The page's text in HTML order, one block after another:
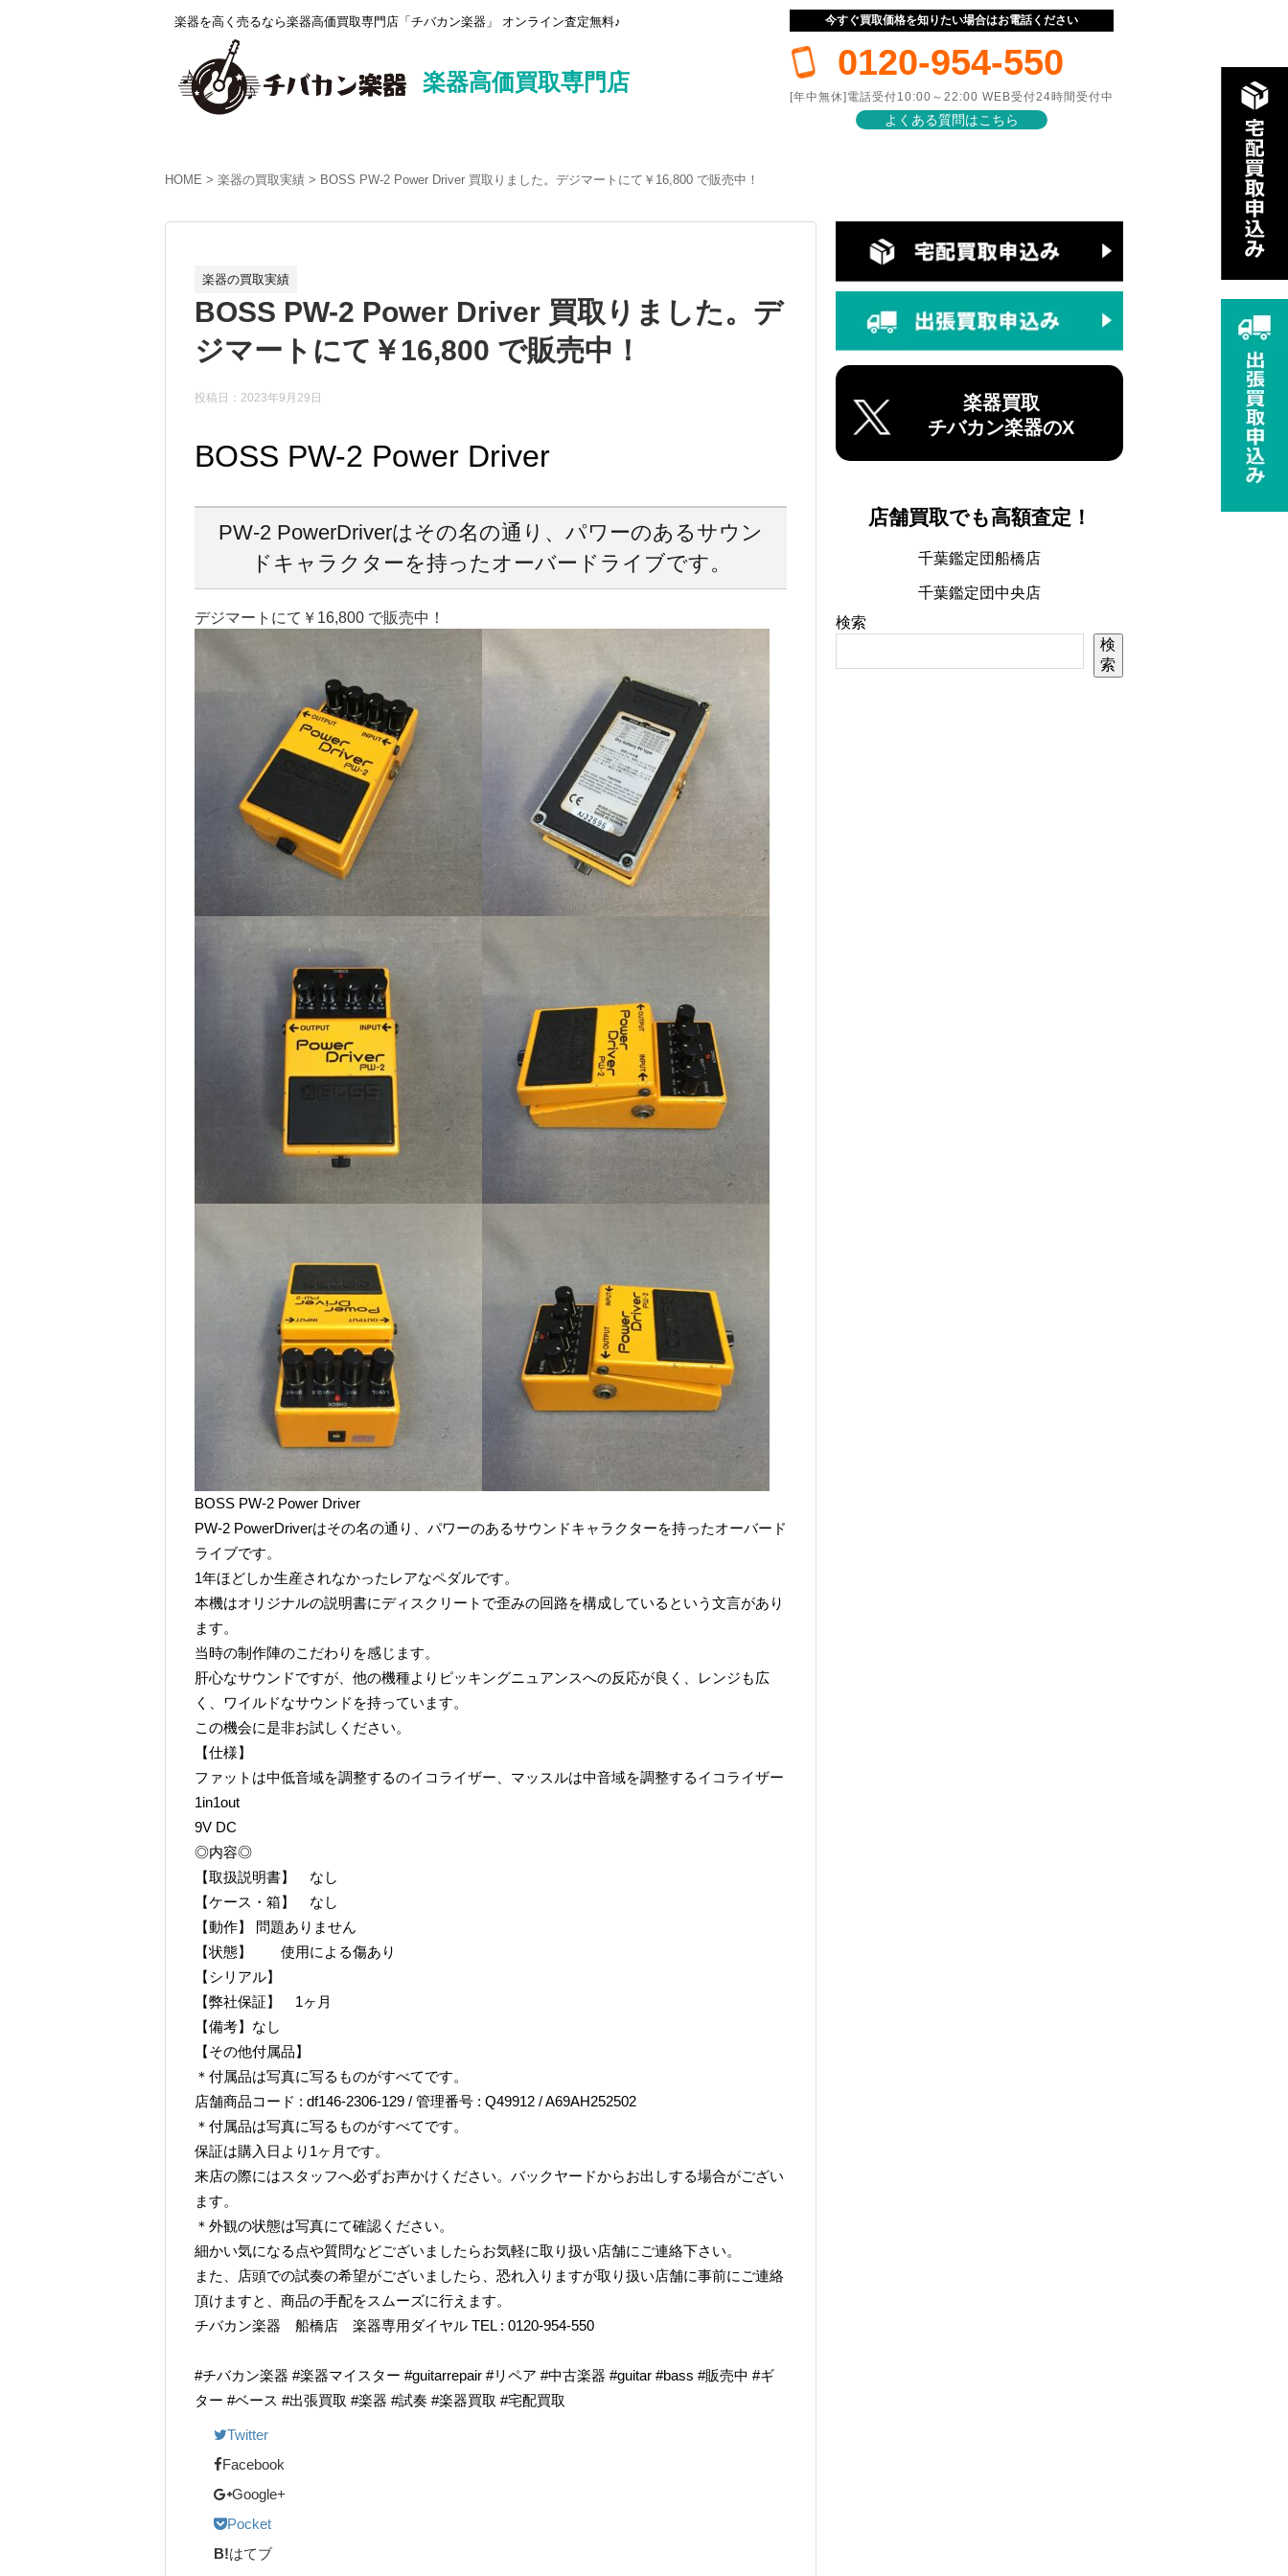
楽器を高く売るなら楽器高価買取専門店「チバカン楽器」 オンライン査定無料♪
楽器高価買取専門店
今すぐ買取価格を知りたい場合はお電話ください
0120-954-550
[年中無休]電話受付10:00～22:00 WEB受付24時間受付中
よくある質問はこちら
HOME 楽器の買取実績 BOSS PW-2 Power Driver 買取りました。デジマートにて￥16,800 で販売中！
楽器の買取実績
BOSS PW-2 Power Driver 買取りました。デ
ジマートにて￥16,800 で販売中！
投稿日：2023年9月29日
BOSS PW-2 Power Driver
PW-2 PowerDriverはその名の通り、パワーのあるサウン
ドキャラクターを持ったオーバードライブです。
デジマートにて￥16,800 で販売中！
BOSS PW-2 Power Driver
PW-2 PowerDriverはその名の通り、パワーのあるサウンドキャラクターを持ったオーバード
ライブです。
1年ほどしか生産されなかったレアなペダルです。
本機はオリジナルの説明書にディスクリートで歪みの回路を構成しているという文言があり
ます。
当時の制作陣のこだわりを感じます。
肝心なサウンドですが、他の機種よりピッキングニュアンスへの反応が良く、レンジも広
く、ワイルドなサウンドを持っています。
この機会に是非お試しください。
【仕様】
ファットは中低音域を調整するのイコライザー、マッスルは中音域を調整するイコライザー
1in1out
9V DC
◎内容◎
【取扱説明書】 なし
【ケース・箱】 なし
【動作】 問題ありません
【状態】 使用による傷あり
【シリアル】
【弊社保証】 1ヶ月
【備考】なし
【その他付属品】
＊付属品は写真に写るものがすべてです。
店舗商品コード : df146-2306-129 / 管理番号 : Q49912 / A69AH252502
＊付属品は写真に写るものがすべてです。
保証は購入日より1ヶ月です。
来店の際にはスタッフへ必ずお声かけください。バックヤードからお出しする場合がござい
ます。
＊外観の状態は写真にて確認ください。
細かい気になる点や質問などございましたらお気軽に取り扱い店舗にご連絡下さい。
また、店頭での試奏の希望がございましたら、恐れ入りますが取り扱い店舗に事前にご連絡
頂けますと、商品の手配をスムーズに行えます。
チバカン楽器 船橋店 楽器専用ダイヤル TEL : 0120-954-550
#チバカン楽器 #楽器マイスター #guitarrepair #リペア #中古楽器 #guitar #bass #販売中 #ギ
ター #ベース #出張買取 #楽器 #試奏 #楽器買取 #宅配買取
Twitter
Facebook
Google+
Pocket
B!はてブ
楽器買取
チバカン楽器のX
店舗買取でも高額査定！
千葉鑑定団船橋店
千葉鑑定団中央店
検索
検
索